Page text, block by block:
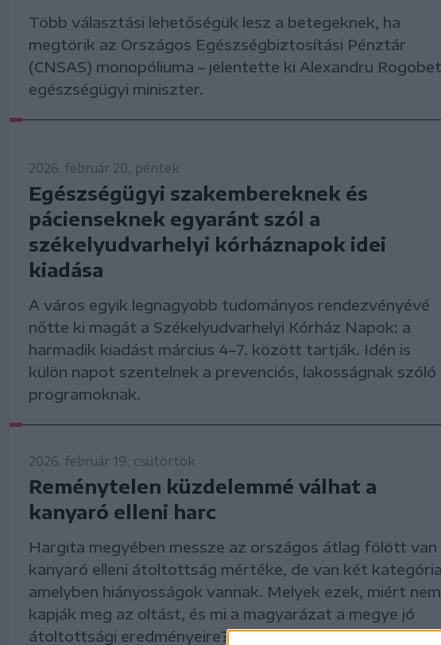
Több választási lehetőségük lesz a betegeknek, ha
megtörik az Országos Egészségbiztosítási Pénztár
(CNSAS) monopóliuma – jelentette ki Alexandru
egészségügyi miniszter.
2026. február 20., péntek
Egészségügyi szakembereknek és
pácienseknek egyaránt szól a
székelyudvarhelyi kórháznapok idei
kiadása
A város egyik legnagyobb tudományos rendezvényévé
nőtte ki magát a Székelyudvarhelyi Kórház Napok: a
harmadik kiadást március 4–7. között tartják. Idén is
külön napot szentelnek a prevenciós, lakosságnak szóló
programoknak.
2026. február 19., csütörtök
Reménytelen küzdelemmé válhat a
kanyaró elleni harc
Hargita megyében messze az országos átlag fölött van
kanyaró elleni átoltottság mértéke, de van két
amelyben hiányosságok vannak. Melyek ezek, miért nem
kapják meg az oltást, és mi a magyarázat a megye jó
átoltottsági eredményeire?